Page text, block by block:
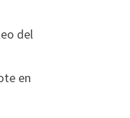
del
en